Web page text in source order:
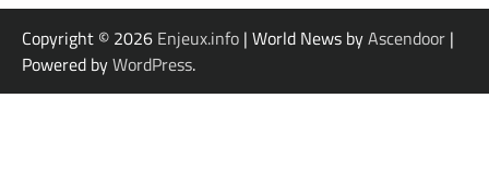
Copyright © 2026 Enjeux.info | World News byAscendoor |
Powered byWordPress.